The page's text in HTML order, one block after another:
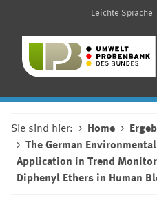
Leichte Sprache
Sie sind hier: Home
The German
Application in Trend
Diphenyl Ethers in Human